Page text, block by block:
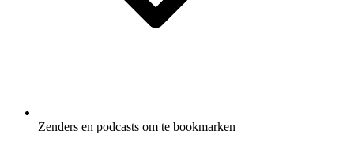
Zenders en podcasts om te bookmarken